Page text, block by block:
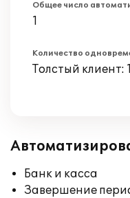
Общее число
1
Количество
Толстый клиент: 1
Банк и касса
Завершение